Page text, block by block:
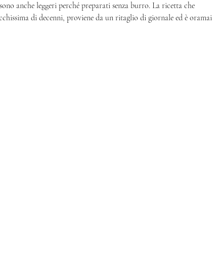
anche leggeri perché preparati senza burro. La ricetta che
di decenni, proviene da un ritaglio di giornale ed è oramai